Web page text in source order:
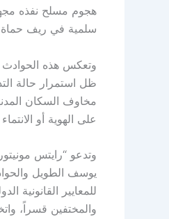
سلمية في ريف
وتعكس هذه الحوادث
ظل استمرار حالة
مخاوف السكان
على الهوية أو
وتدعو “رايتس
يوسف الطويل
للمعايير
والمختفين قسراً،